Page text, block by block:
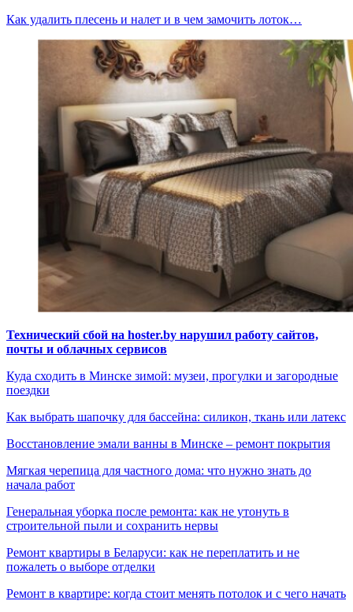
Как удалить плесень и налет и в чем замочить лоток…
Технический сбой на hoster.by нарушил работу сайтов,
почты и облачных сервисов
Куда сходить в Минске зимой: музеи, прогулки и загородные
поездки
Как выбрать шапочку для бассейна: силикон, ткань или латекс
Восстановление эмали ванны в Минске – ремонт покрытия
Мягкая черепица для частного дома: что нужно знать до
начала работ
Генеральная уборка после ремонта: как не утонуть в
строительной пыли и сохранить нервы
Ремонт квартиры в Беларуси: как не переплатить и не
пожалеть о выборе отделки
Ремонт в квартире: когда стоит менять потолок и с чего начать